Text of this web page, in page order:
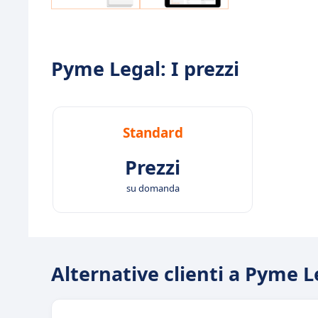
Pyme Legal: I prezzi
Standard
Prezzi
su domanda
Alternative clienti a Pyme